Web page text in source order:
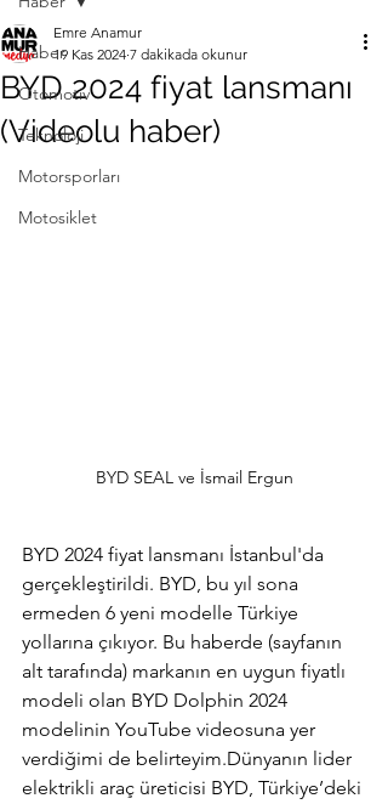
Haber
Otomotiv
Teknoloji
Motorsporları
Motosiklet
BYD 2024 fiyat lansmanı
(Videolu haber)
Emre Anamur
19 Kas 2024 7 dakikada okunur
BYD SEAL ve İsmail Ergun
BYD 2024 fiyat lansmanı İstanbul'da
gerçekleştirildi. BYD, bu yıl sona
ermeden 6 yeni modelle Türkiye
yollarına çıkıyor. Bu haberde (sayfanın
alt tarafında) markanın en uygun fiyatlı
modeli olan BYD Dolphin 2024
modelinin YouTube videosuna yer
verdiğimi de belirteyim.Dünyanın lider
elektrikli araç üreticisi BYD, Türkiye’deki